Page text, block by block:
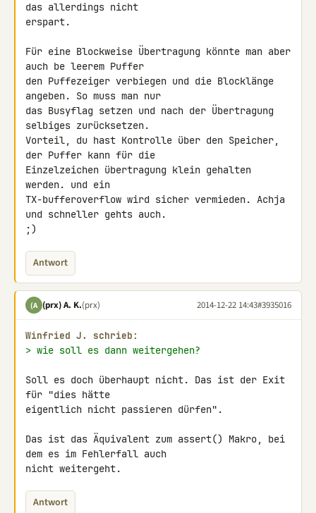
das allerdings nicht
erspart.
Für eine Blockweise Übertragung könnte man aber
auch be leerem Puffer
den Puffezeiger verbiegen und die Blocklänge
angeben. So muss man nur
das Busyflag setzen und nach der Übertragung
selbiges zurücksetzen.
Vorteil, du hast Kontrolle über den Speicher,
der Puffer kann für die
Einzelzeichen übertragung klein gehalten
werden. und ein
TX-bufferoverflow wird sicher vermieden. Achja
und schneller gehts auch.
;)
Antwort
(A (prx) A. K.(prx) 2014-12-22 14:43#3935016
Winfried J. schrieb:
> wie soll es dann weitergehen?
Soll es doch überhaupt nicht. Das ist der Exit
für "dies hätte
eigentlich nicht passieren dürfen".
Das ist das Äquivalent zum assert() Makro, bei
dem es im Fehlerfall auch
nicht weitergeht.
Antwort